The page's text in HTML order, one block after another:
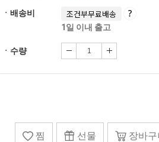
ㆍ배송비 조건부무료배송
1일 이내 출고
ㆍ수량
찜 선물 장바